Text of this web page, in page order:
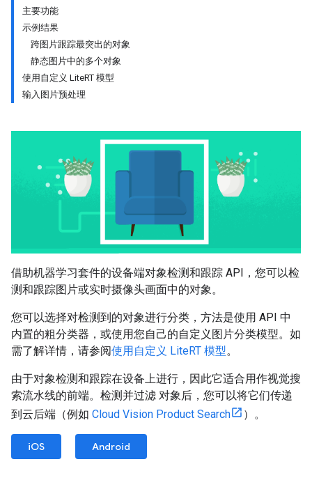
主要功能
示例结果
跨图片跟踪最突出的对象
静态图片中的多个对象
使用自定义 LiteRT 模型
输入图片预处理
借助机器学习套件的设备端对象检测和跟踪 API，您可以检
测和跟踪图片或实时摄像头画面中的对象。
您可以选择对检测到的对象进行分类，方法是使用 API 中
内置的粗分类器，或使用您自己的自定义图片分类模型。如
需了解详情，请参阅使用自定义 LiteRT 模型。
由于对象检测和跟踪在设备上进行，因此它适合用作视觉搜
索流水线的前端。检测并过滤 对象后，您可以将它们传递
到云后端（例如 Cloud Vision Product Search ）。
iOS Android